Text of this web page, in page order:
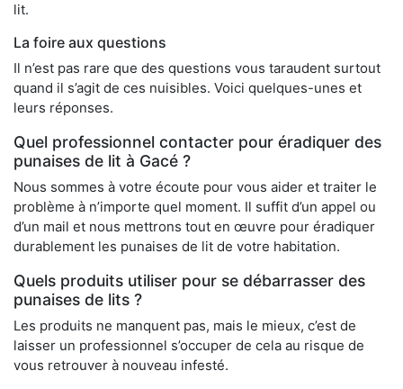
lit.
La foire aux questions
Il n’est pas rare que des questions vous taraudent surtout
quand il s’agit de ces nuisibles. Voici quelques-unes et
leurs réponses.
Quel professionnel contacter pour éradiquer des
punaises de lit à Gacé ?
Nous sommes à votre écoute pour vous aider et traiter le
problème à n’importe quel moment. Il suffit d’un appel ou
d’un mail et nous mettrons tout en œuvre pour éradiquer
durablement les punaises de lit de votre habitation.
Quels produits utiliser pour se débarrasser des
punaises de lits ?
Les produits ne manquent pas, mais le mieux, c’est de
laisser un professionnel s’occuper de cela au risque de
vous retrouver à nouveau infesté.